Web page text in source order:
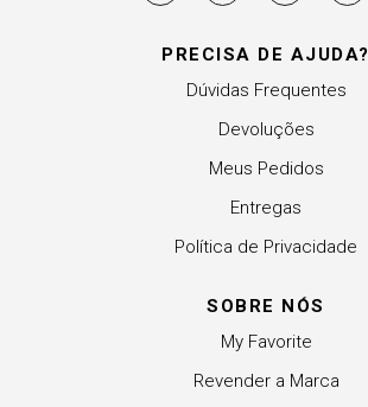
PRECISA DE AJUDA?
Dúvidas Frequentes
Devoluções
Meus Pedidos
Entregas
Política de Privacidade
SOBRE NÓS
My Favorite
Revender a Marca